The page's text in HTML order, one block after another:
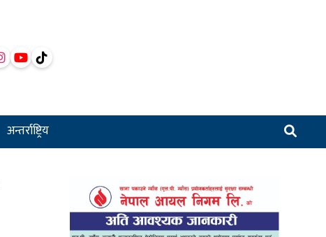
अन्तर्राष्ट्रिय